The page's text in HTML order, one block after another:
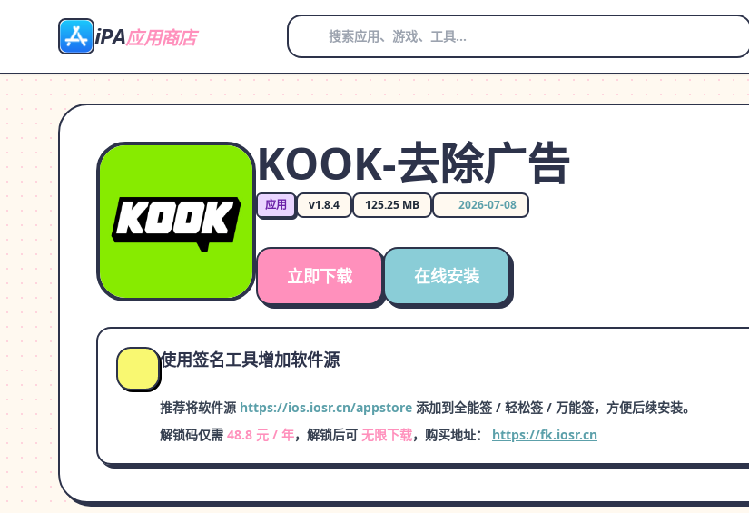
iPA应用商店
KOOK-去除广告
应用 v1.8.4 125.25 MB 2026-07-08
立即下载 在线安装
使用签名工具增加软件源
推荐将软件源 https://ios.iosr.cn/appstore 添加到全能签 / 轻松签 / 万能签，方便后续安装。
解锁码仅需 48.8 元 / 年，解锁后可 无限下载，购买地址： https://fk.iosr.cn